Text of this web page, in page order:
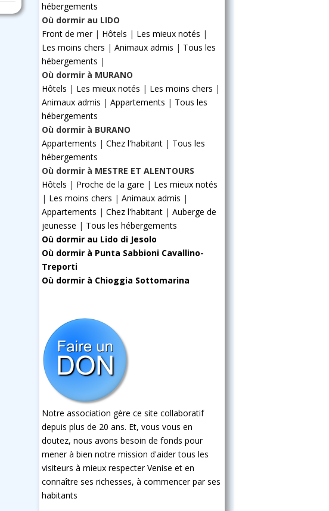
hébergements
Où dormir au LIDO
Front de mer| Hôtels | Les mieux notés |
Les moins chers | Animaux admis | Tous les
hébergements |
Où dormir à MURANO
Hôtels | Les mieux notés | Les moins chers |
Animaux admis | Appartements | Tous les
hébergements
Où dormir à BURANO
Appartements | Chez l'habitant| Tous les
hébergements
Où dormir à MESTRE ET ALENTOURS
Hôtels | Proche de la gare | Les mieux notés
| Les moins chers | Animaux admis |
Appartements | Chez l'habitant| Auberge de
jeunesse | Tous les hébergements
Où dormir au Lido di Jesolo
Où dormir à Punta Sabbioni Cavallino-
Treporti
Où dormir à Chioggia Sottomarina
Notre association gère ce site collaboratif
depuis plus de 20 ans. Et, vous vous en
doutez, nous avons besoin de fonds pour
mener à bien notre mission d'aider tous les
visiteurs à mieux respecter Venise et en
connaître ses richesses, à commencer par ses
habitants